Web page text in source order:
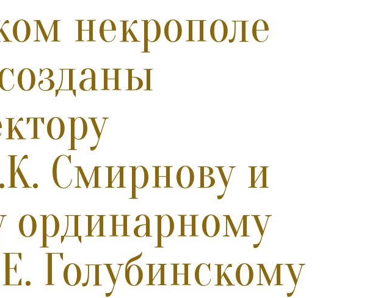
некрополе
Смирнову и
ординарному
Голубинскому